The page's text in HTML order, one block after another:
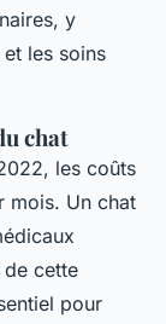
y
les soins
chat
les coûts
mois. Un chat
cette
pour